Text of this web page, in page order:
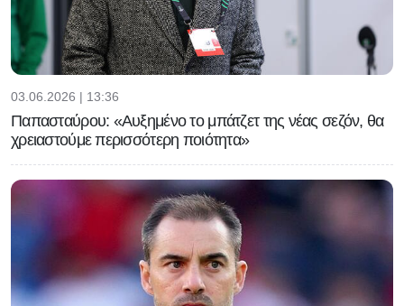
03.06.2026 | 13:36
Παπασταύρου: «Αυξημένο το μπάτζετ της νέας σεζόν, θα
χρειαστούμε περισσότερη ποιότητα»